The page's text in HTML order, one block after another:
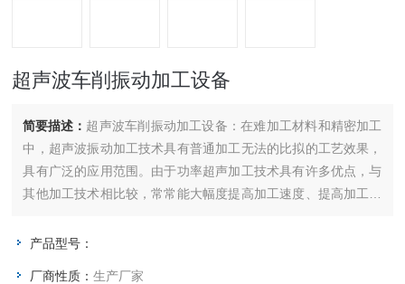
超声波车削振动加工设备
简要描述： 超声波车削振动加工设备：在难加工材料和精密加工
中，超声波振动加工技术具有普通加工无法的比拟的工艺效果，
具有广泛的应用范围。由于功率超声加工技术具有许多优点，与
其他加工技术相比较，常常能大幅度提高加工速度、提高加工质
产品型号：
厂商性质：生产厂家